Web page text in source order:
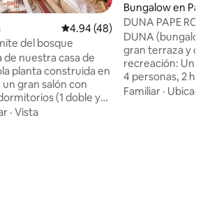
Calificación promedio: 4.94 de
4.94 (48)
del bosque
de nuestra casa de
planta construida en
gran salón con
(1 doble y
cocina
· Vista
Bungalow en Pape
DUNA PAPE
DUNA (bungalow
gran terraza y
recreación: Un
4 personas, 2
doble en el
Familiar ·